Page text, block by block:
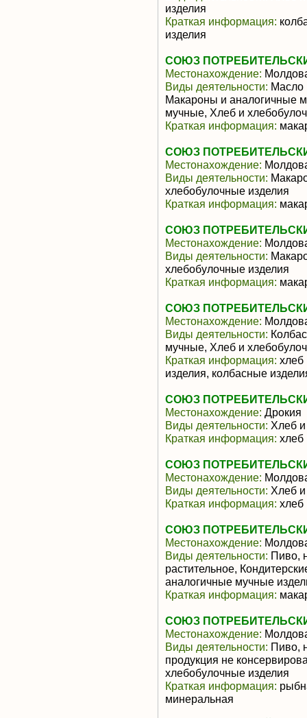
изделия
Краткая информация:
изделия
СОЮЗ
Местонахождение:
Виды деятельности: Масло
Макароны и аналогичные
мучные, Хлеб и
Краткая информация:
СОЮЗ
Местонахождение:
Виды деятельности:
хлебобулочные изделия
Краткая информация:
СОЮЗ
Местонахождение:
Виды деятельности:
хлебобулочные изделия
Краткая информация:
СОЮЗ
Местонахождение:
Виды деятельности:
мучные, Хлеб и
Краткая информация: хлеб
изделия, колбасные
СОЮЗ
Местонахождение: Дрокия
Виды деятельности: Хлеб
Краткая информация: хлеб
СОЮЗ
Местонахождение:
Виды деятельности: Хлеб
Краткая информация: хлеб
СОЮЗ
Местонахождение:
Виды деятельности: Пиво,
растительное,
аналогичные мучные
Краткая информация:
СОЮЗ
Местонахождение:
Виды деятельности: Пиво,
продукция не
хлебобулочные изделия
Краткая информация:
минеральная